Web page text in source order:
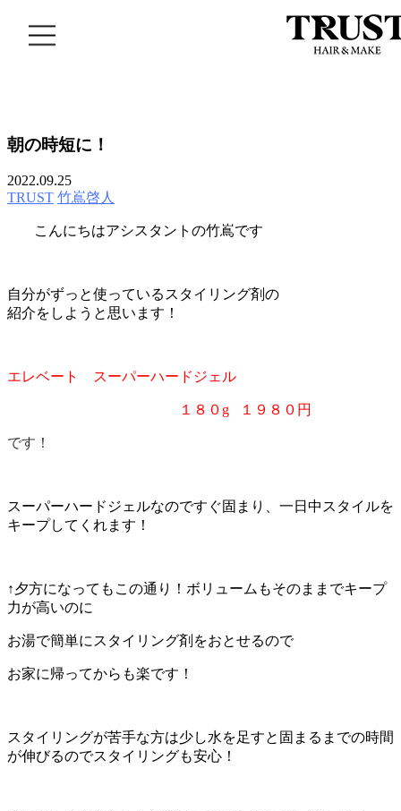
朝の時短に！
2022.09.25
TRUST 竹嶌啓人
こんにちはアシスタントの竹嶌です
自分がずっと使っているスタイリング剤の
紹介をしようと思います！
エレベート スーパーハードジェル
１８０g １９８０円
です！
スーパーハードジェルなのですぐ固まり、一日中スタイルを
キープしてくれます！
↑夕方になってもこの通り！ボリュームもそのままでキープ
力が高いのに
お湯で簡単にスタイリング剤をおとせるので
お家に帰ってからも楽です！
スタイリングが苦手な方は少し水を足すと固まるまでの時間
が伸びるのでスタイリングも安心！